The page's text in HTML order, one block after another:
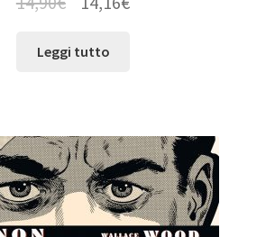
Leggi tutto